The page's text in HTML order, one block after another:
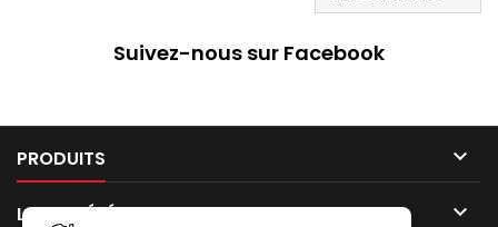
Suivez-nous sur Facebook
PRODUITS 
LA SOCIÉTÉ 